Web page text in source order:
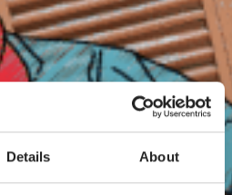
Details About